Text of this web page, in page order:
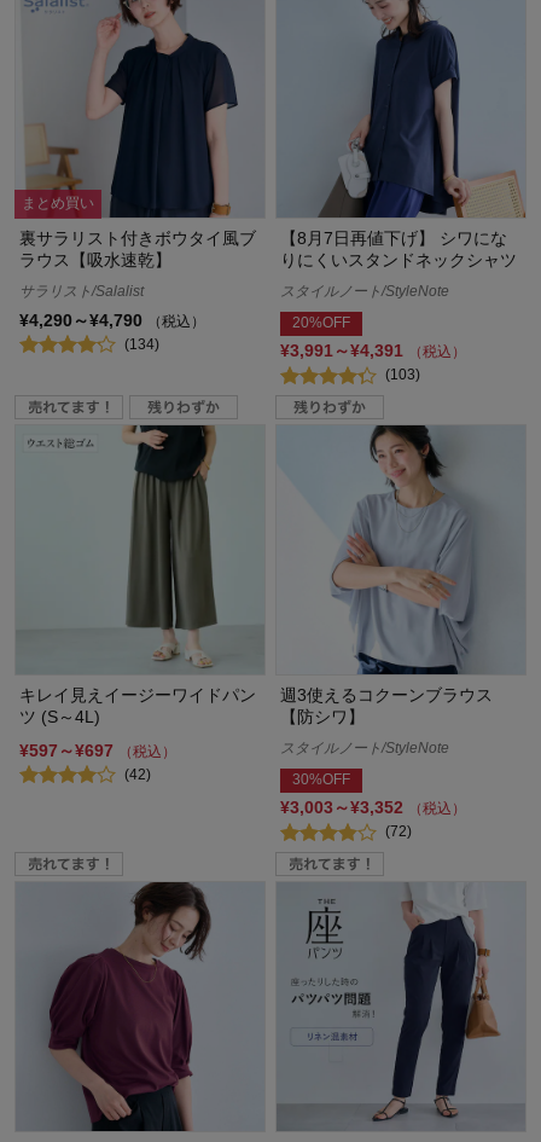
まとめ買い
裏サラリスト付きボウタイ風ブ
ラウス【吸水速乾】
サラリスト/Salalist
¥4,290～¥4,790
（税込）
(134)
【8月7日再値下げ】 シワにな
りにくいスタンドネックシャツ
スタイルノート/StyleNote
20%OFF
¥3,991～¥4,391
（税込）
(103)
キレイ見えイージーワイドパン
ツ (S～4L)
¥597～¥697
（税込）
(42)
週3使えるコクーンブラウス
【防シワ】
スタイルノート/StyleNote
30%OFF
¥3,003～¥3,352
（税込）
(72)